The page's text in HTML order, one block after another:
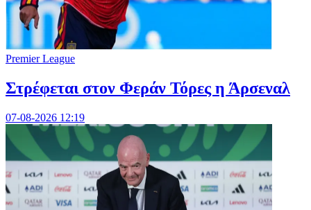
Premier League
Στρέφεται στον Φεράν Τόρες η Άρσεναλ
07-08-2026 12:19